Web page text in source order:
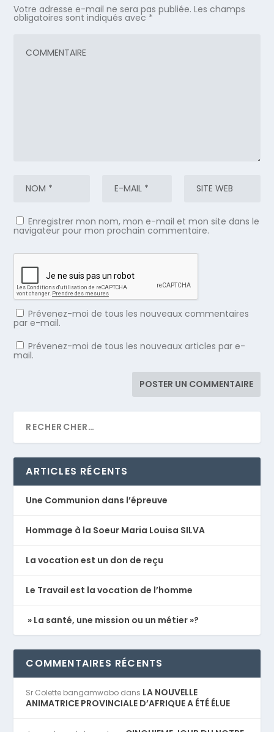
Votre adresse e-mail ne sera pas publiée. Les champs
obligatoires sont indiqués avec *
Enregistrer mon nom, mon e-mail et mon site dans le
navigateur pour mon prochain commentaire.
Prévenez-moi de tous les nouveaux commentaires
par e-mail.
Prévenez-moi de tous les nouveaux articles par e-
mail.
ARTICLES RÉCENTS
Une Communion dans l’épreuve
Hommage à la Soeur Maria Louisa SILVA
La vocation est un don de reçu
Le Travail est la vocation de l’homme
» La santé, une mission ou un métier »?
COMMENTAIRES RÉCENTS
Sr Colette bangamwabo dans LA NOUVELLE
ANIMATRICE PROVINCIALE D’AFRIQUE A ÉTÉ ÉLUE